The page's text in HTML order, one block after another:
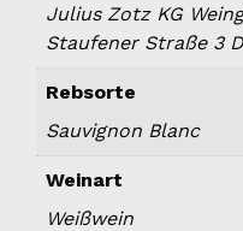
Julius Zotz KG
Staufener Straße 3
Rebsorte
Sauvignon Blanc
Weinart
Weißwein